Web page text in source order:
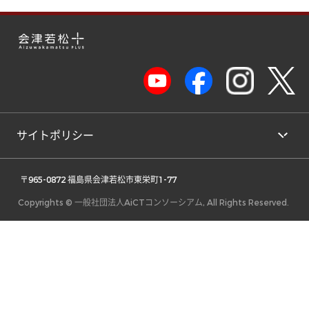
サイトポリシー
〒965-0872 福島県会津若松市東栄町1-77
Copyrights © 一般社団法人AiCTコンソーシアム, All Rights Reserved.